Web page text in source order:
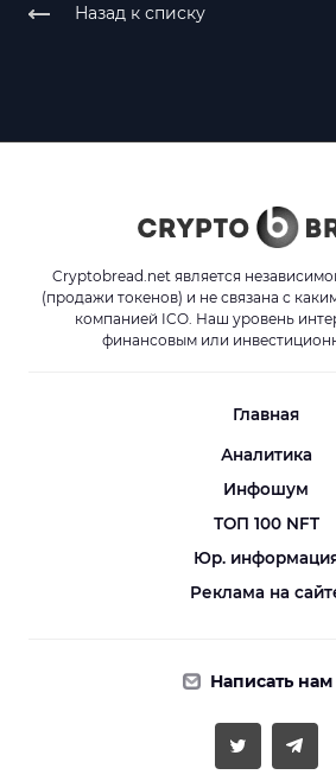
Назад к списку
Cryptobread.net является
(продажи токенов) и не связана с
компанией ICO. Наш уровень
финансовым или
Главная
Аналитика
Инфошум
ТОП 100 NFT
Юр.
Реклама на
Написать нам